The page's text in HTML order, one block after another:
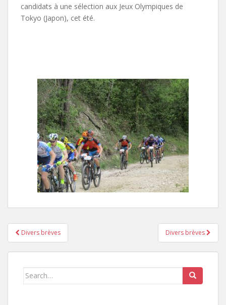
candidats à une sélection aux Jeux Olympiques de
Tokyo (Japon), cet été.
Pagination d'article
Divers brèves Divers brèves
Search for: